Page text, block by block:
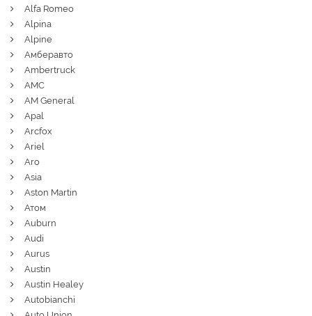
Alfa Romeo
Alpina
Alpine
Амберавто
Ambertruck
AMC
AM General
Apal
Arcfox
Ariel
Aro
Asia
Aston Martin
Атом
Auburn
Audi
Aurus
Austin
Austin Healey
Autobianchi